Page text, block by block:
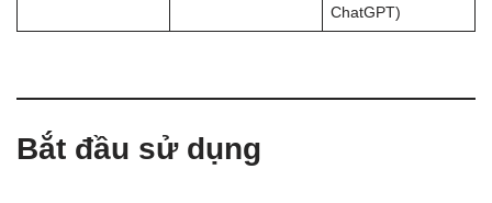
ChatGPT)
Bắt đầu sử dụng